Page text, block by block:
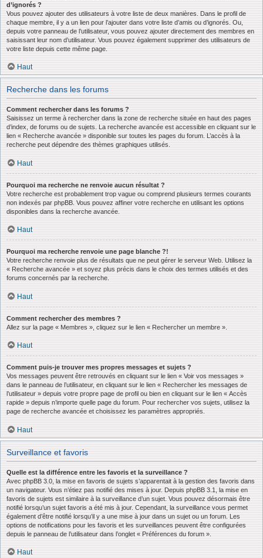
d’ignorés ?
Vous pouvez ajouter des utilisateurs à votre liste de deux manières. Dans le profil de
chaque membre, il y a un lien pour l’ajouter dans votre liste d’amis ou d’ignorés. Ou,
depuis votre panneau de l’utilisateur, vous pouvez ajouter directement des membres en
saisissant leur nom d’utilisateur. Vous pouvez également supprimer des utilisateurs de
votre liste depuis cette même page.
Haut
Recherche dans les forums
Comment rechercher dans les forums ?
Saisissez un terme à rechercher dans la zone de recherche située en haut des pages
d’index, de forums ou de sujets. La recherche avancée est accessible en cliquant sur le
lien « Recherche avancée » disponible sur toutes les pages du forum. L’accès à la
recherche peut dépendre des thèmes graphiques utilisés.
Haut
Pourquoi ma recherche ne renvoie aucun résultat ?
Votre recherche est probablement trop vague ou comprend plusieurs termes courants
non indexés par phpBB. Vous pouvez affiner votre recherche en utilisant les options
disponibles dans la recherche avancée.
Haut
Pourquoi ma recherche renvoie une page blanche ?!
Votre recherche renvoie plus de résultats que ne peut gérer le serveur Web. Utilisez la
« Recherche avancée » et soyez plus précis dans le choix des termes utilisés et des
forums concernés par la recherche.
Haut
Comment rechercher des membres ?
Allez sur la page « Membres », cliquez sur le lien « Rechercher un membre ».
Haut
Comment puis-je trouver mes propres messages et sujets ?
Vos messages peuvent être retrouvés en cliquant sur le lien « Voir vos messages »
dans le panneau de l’utilisateur, en cliquant sur le lien « Rechercher les messages de
l’utilisateur » depuis votre propre page de profil ou bien en cliquant sur le lien « Accès
rapide » depuis n’importe quelle page du forum. Pour rechercher vos sujets, utilisez la
page de recherche avancée et choisissez les paramètres appropriés.
Haut
Surveillance et favoris
Quelle est la différence entre les favoris et la surveillance ?
Avec phpBB 3.0, la mise en favoris de sujets s’apparentait à la gestion des favoris dans
un navigateur. Vous n’étiez pas notifié des mises à jour. Depuis phpBB 3.1, la mise en
favoris de sujets est similaire à la surveillance d’un sujet. Vous pouvez désormais être
notifié lorsqu’un sujet favoris a été mis à jour. Cependant, la surveillance vous permet
également d’être notifié lorsqu’il y a une mise à jour dans un sujet ou un forum. Les
options de notifications pour les favoris et les surveillances peuvent être configurées
depuis le panneau de l’utilisateur dans l’onglet « Préférences du forum ».
Haut